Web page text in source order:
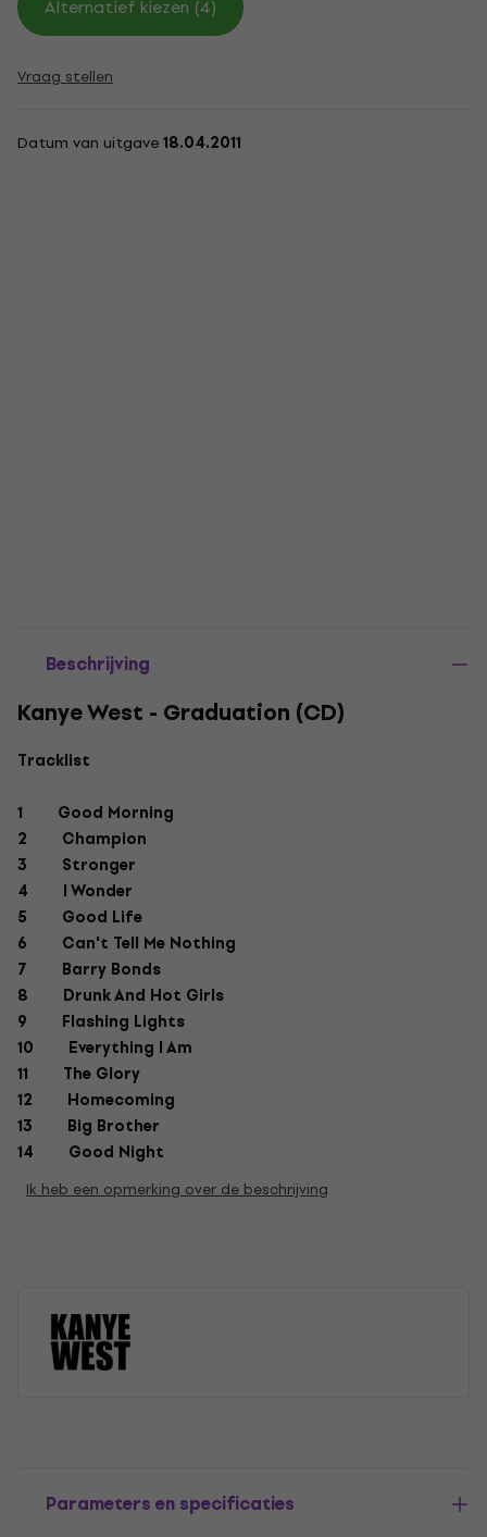
Alternatief kiezen (4)
Vraag stellen
Datum van uitgave18.04.2011
Beschrijving
Kanye West - Graduation (CD)
Tracklist
1 Good Morning
2 Champion
3 Stronger
4 I Wonder
5 Good Life
6 Can't Tell Me Nothing
7 Barry Bonds
8 Drunk And Hot Girls
9 Flashing Lights
10 Everything I Am
11 The Glory
12 Homecoming
13 Big Brother
14 Good Night
Ik heb een opmerking over de beschrijving
Parameters en specificaties